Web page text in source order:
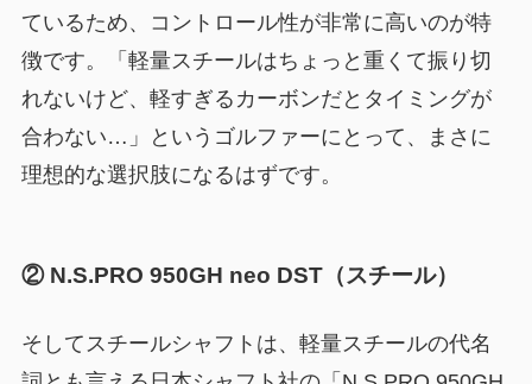
ているため、コントロール性が非常に高いのが特
徴です。「軽量スチールはちょっと重くて振り切
れないけど、軽すぎるカーボンだとタイミングが
合わない…」というゴルファーにとって、まさに
理想的な選択肢になるはずです。
② N.S.PRO 950GH neo DST（スチール）
そしてスチールシャフトは、軽量スチールの代名